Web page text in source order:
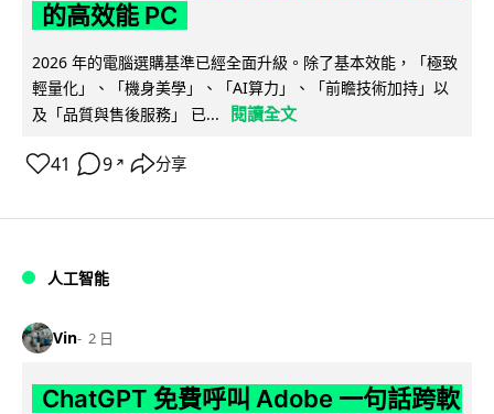
的高效能 PC
2026 年的電腦選購基準已經全面升級。除了基本效能，「極致
輕量化」、「機身美學」、「AI算力」、「前瞻技術加持」以
及「品質與售後服務」 已...
閱讀全文
41 9 ↗ 分享
人工智能
Vin 2 日
ChatGPT 免費呼叫 Adobe 一句話跨軟